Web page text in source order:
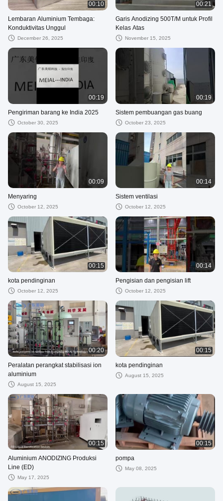
00:10
Lembaran Aluminium Tembaga:
Konduktivitas Unggul
December 26, 2025
00:21
Garis Anodizing 500T/M untuk Profil
Kelas Atas
November 15, 2025
00:19
Pengiriman barang ke India 2025
October 30, 2025
00:19
Sistem pembuangan gas buang
October 23, 2025
00:09
Menyaring
October 12, 2025
00:14
Sistem ventilasi
October 12, 2025
00:15
kota pendinginan
October 12, 2025
00:14
Pengisian dan pengisian lift
October 12, 2025
00:20
Peralatan perangkat stabilisasi ion
aluminium
August 15, 2025
00:15
kota pendinginan
August 15, 2025
00:15
Aluminium ANODIZING Produksi
Line (ED)
May 17, 2025
00:15
pompa
May 08, 2025